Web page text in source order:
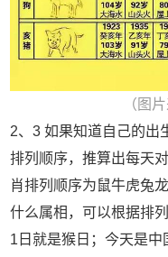
（图
2、3 如果知道自己的出
排列顺序，推算出每天
肖排列顺序为鼠牛虎兔
什么属相，可以根据排
1日就是猴日；今天是中